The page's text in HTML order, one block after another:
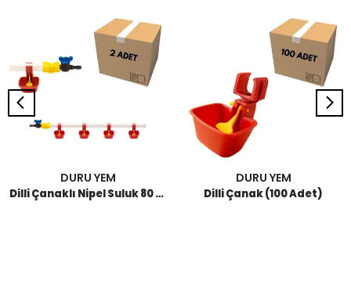
DURU YEM
Dilli Çanaklı Nipel Suluk 80 CM (2 Adet)
DURU YEM
Dilli Çanak (100 Adet)